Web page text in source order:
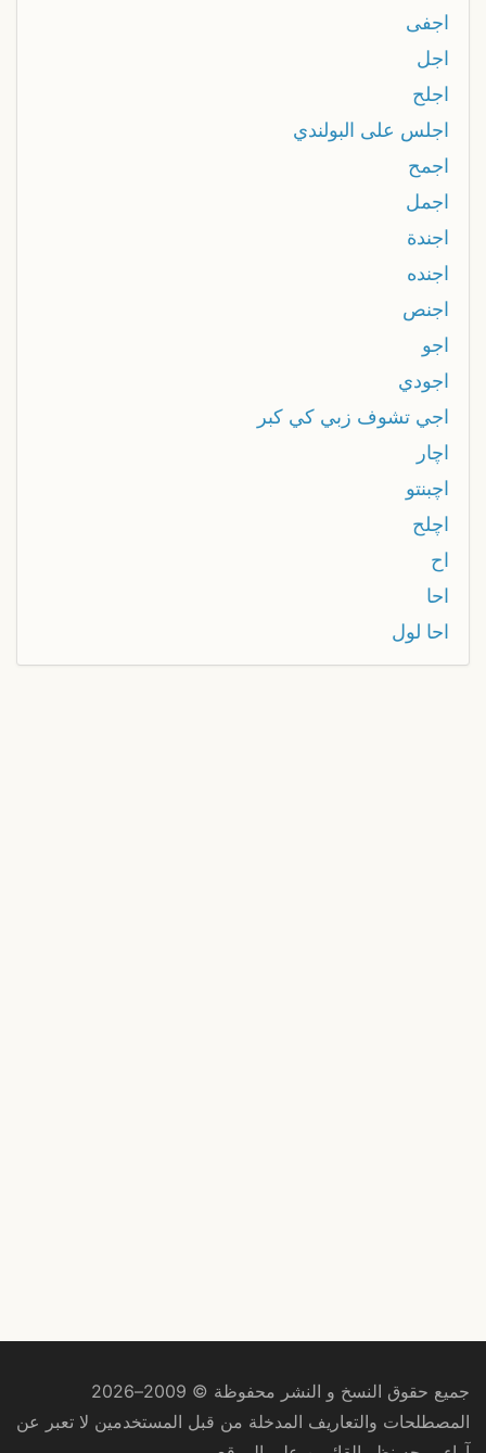
اجفى
اجل
اجلح
اجلس على البولندي
اجمح
اجمل
اجندة
اجنده
اجنص
اجو
اجودي
اجي تشوف زبي كي كبر
اچار
اچبنتو
اچلح
اح
احا
احا لول
جميع حقوق النسخ و النشر محفوظة © 2009–2026
المصطلحات والتعاريف المدخلة من قبل المستخدمين لا تعبر عن